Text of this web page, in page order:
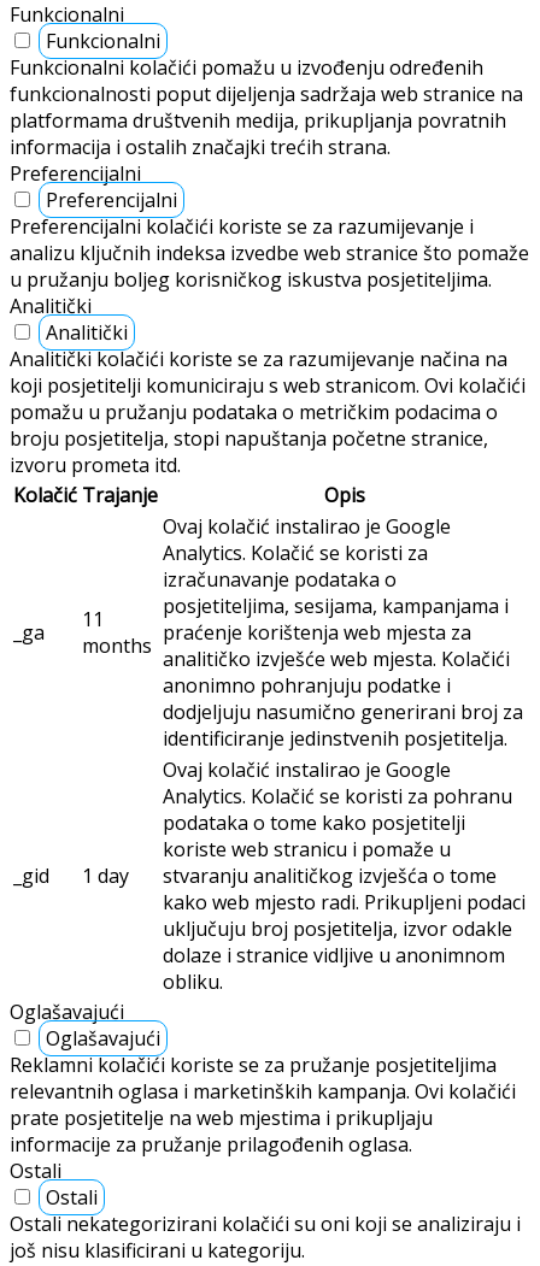
Funkcionalni
Funkcionalni
Funkcionalni kolačići pomažu u izvođenju određenih
funkcionalnosti poput dijeljenja sadržaja web stranice na
platformama društvenih medija, prikupljanja povratnih
informacija i ostalih značajki trećih strana.
Preferencijalni
Preferencijalni
Preferencijalni kolačići koriste se za razumijevanje i
analizu ključnih indeksa izvedbe web stranice što pomaže
u pružanju boljeg korisničkog iskustva posjetiteljima.
Analitički
Analitički
Analitički kolačići koriste se za razumijevanje načina na
koji posjetitelji komuniciraju s web stranicom. Ovi kolačići
pomažu u pružanju podataka o metričkim podacima o
broju posjetitelja, stopi napuštanja početne stranice,
izvoru prometa itd.
Kolačić Trajanje Opis
_ga
11
months
Ovaj kolačić instalirao je Google
Analytics. Kolačić se koristi za
izračunavanje podataka o
posjetiteljima, sesijama, kampanjama i
praćenje korištenja web mjesta za
analitičko izvješće web mjesta. Kolačići
anonimno pohranjuju podatke i
dodjeljuju nasumično generirani broj za
identificiranje jedinstvenih posjetitelja.
_gid 1 day
Ovaj kolačić instalirao je Google
Analytics. Kolačić se koristi za pohranu
podataka o tome kako posjetitelji
koriste web stranicu i pomaže u
stvaranju analitičkog izvješća o tome
kako web mjesto radi. Prikupljeni podaci
uključuju broj posjetitelja, izvor odakle
dolaze i stranice vidljive u anonimnom
obliku.
Oglašavajući
Oglašavajući
Reklamni kolačići koriste se za pružanje posjetiteljima
relevantnih oglasa i marketinških kampanja. Ovi kolačići
prate posjetitelje na web mjestima i prikupljaju
informacije za pružanje prilagođenih oglasa.
Ostali
Ostali
Ostali nekategorizirani kolačići su oni koji se analiziraju i
još nisu klasificirani u kategoriju.